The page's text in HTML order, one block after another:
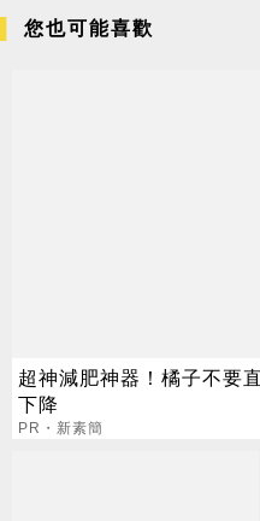
您也可能喜歡
超神減肥神器！橘子不要
下降
PR・新素簡